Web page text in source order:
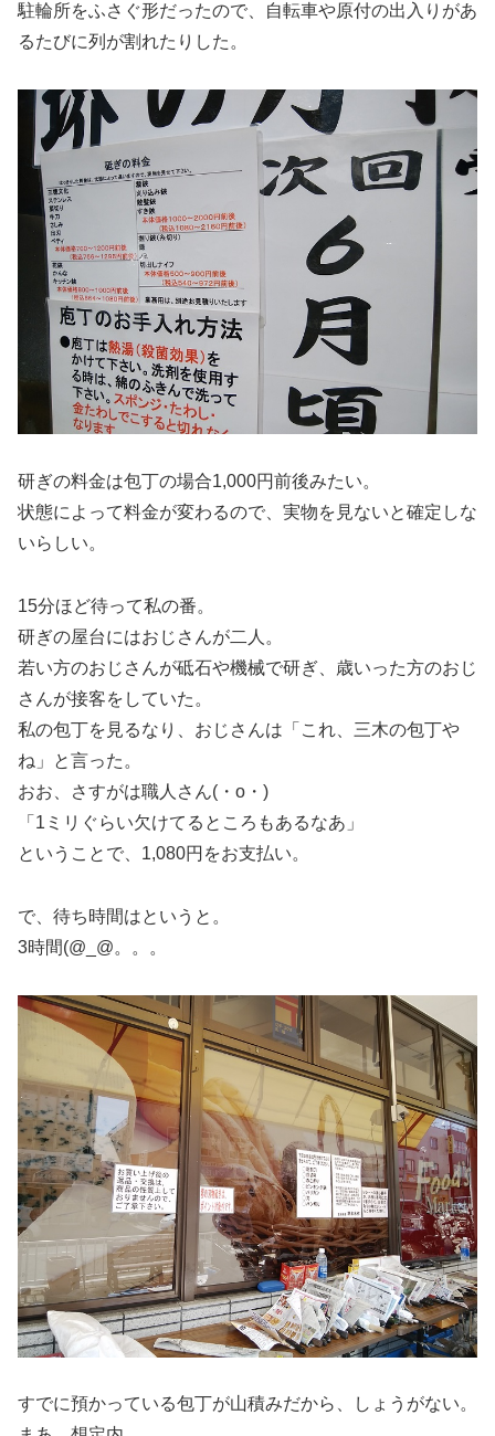
駐輪所をふさぐ形だったので、自転車や原付の出入りがあ
るたびに列が割れたりした。
研ぎの料金は包丁の場合1,000円前後みたい。
状態によって料金が変わるので、実物を見ないと確定しな
いらしい。
15分ほど待って私の番。
研ぎの屋台にはおじさんが二人。
若い方のおじさんが砥石や機械で研ぎ、歳いった方のおじ
さんが接客をしていた。
私の包丁を見るなり、おじさんは「これ、三木の包丁や
ね」と言った。
おお、さすがは職人さん(・o・)
「1ミリぐらい欠けてるところもあるなあ」
ということで、1,080円をお支払い。
で、待ち時間はというと。
3時間(@_@。。。
すでに預かっている包丁が山積みだから、しょうがない。